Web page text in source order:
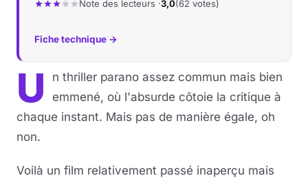
Musique
Sciences & Tech
Note des lecteurs ·3,0(62 votes)
Fiche technique →
U
n thriller parano assez commun mais bien
emmené, où l'absurde côtoie la critique à
chaque instant. Mais pas de manière égale, oh
non.
Voilà un film relativement passé inaperçu mais